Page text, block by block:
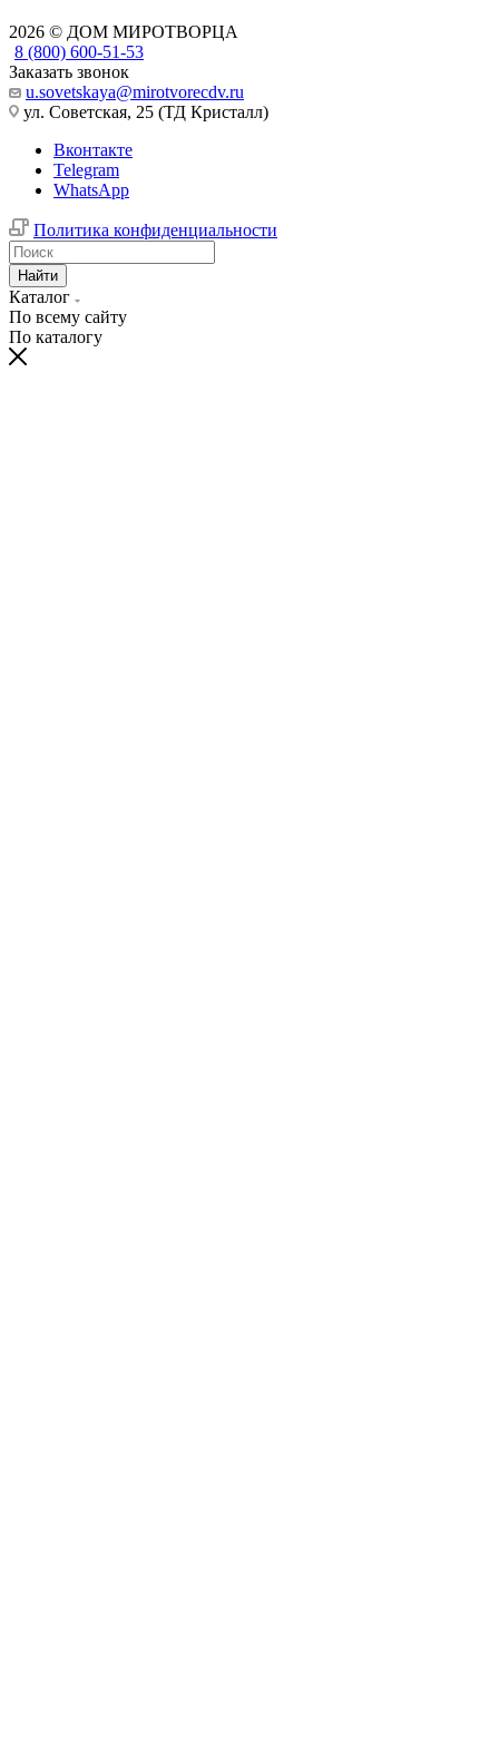
2026 © ДОМ МИРОТВОРЦА
8 (800) 600-51-53
Заказать звонок
u.sovetskaya@mirotvorecdv.ru
ул. Советская, 25 (ТД Кристалл)
Вконтакте
Telegram
WhatsApp
Политика конфиденциальности
Найти
Каталог
По всему сайту
По каталогу